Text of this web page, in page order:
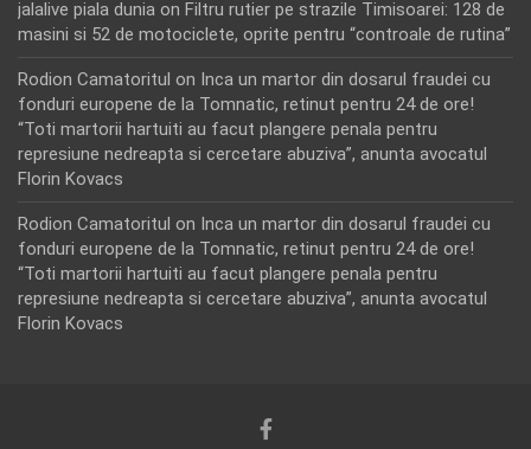
jalalive piala dunia on Filtru rutier pe strazile Timisoarei: 128 de
masini si 52 de motociclete, oprite pentru “controale de rutina”
Rodion Camatoritul on Inca un martor din dosarul fraudei cu
fonduri europene de la Tomnatic, retinut pentru 24 de ore!
“Toti martorii hartuiti au facut plangere penala pentru
represiune nedreapta si cercetare abuziva”, anunta avocatul
Florin Kovacs
Rodion Camatoritul on Inca un martor din dosarul fraudei cu
fonduri europene de la Tomnatic, retinut pentru 24 de ore!
“Toti martorii hartuiti au facut plangere penala pentru
represiune nedreapta si cercetare abuziva”, anunta avocatul
Florin Kovacs